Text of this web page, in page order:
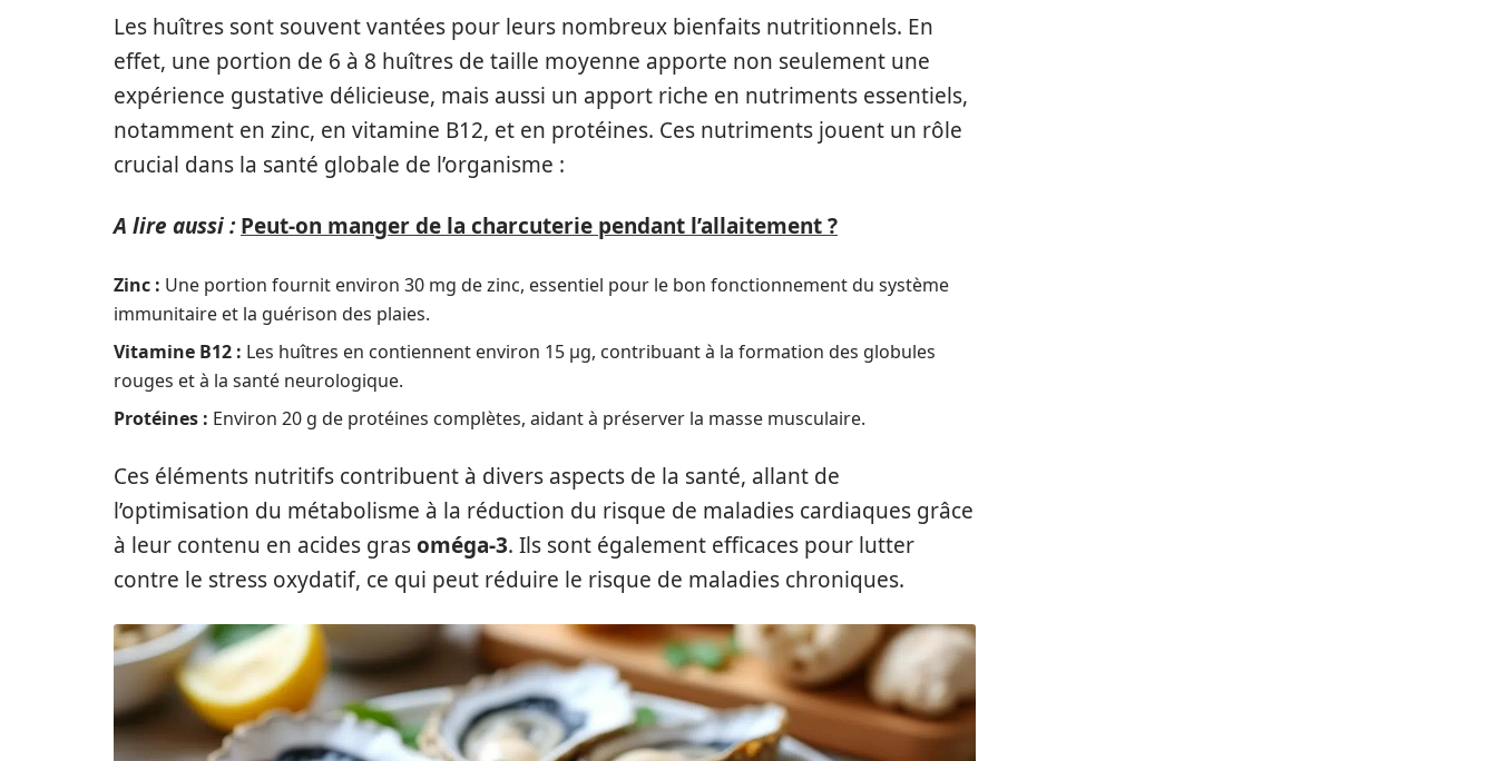
Les huîtres sont souvent vantées pour leurs nombreux bienfaits nutritionnels. En
effet, une portion de 6 à 8 huîtres de taille moyenne apporte non seulement une
expérience gustative délicieuse, mais aussi un apport riche en nutriments essentiels,
notamment en zinc, en vitamine B12, et en protéines. Ces nutriments jouent un rôle
crucial dans la santé globale de l’organisme :
A lire aussi : Peut-on manger de la charcuterie pendant l’allaitement ?
Zinc : Une portion fournit environ 30 mg de zinc, essentiel pour le bon fonctionnement du système
immunitaire et la guérison des plaies.
Vitamine B12 : Les huîtres en contiennent environ 15 µg, contribuant à la formation des globules
rouges et à la santé neurologique.
Protéines : Environ 20 g de protéines complètes, aidant à préserver la masse musculaire.
Ces éléments nutritifs contribuent à divers aspects de la santé, allant de
l’optimisation du métabolisme à la réduction du risque de maladies cardiaques grâce
à leur contenu en acides grasoméga-3. Ils sont également efficaces pour lutter
contre le stress oxydatif, ce qui peut réduire le risque de maladies chroniques.